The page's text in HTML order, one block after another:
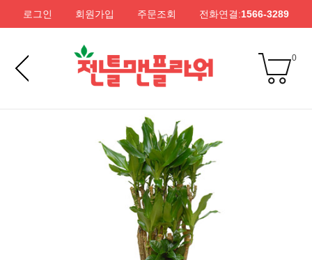
로그인 회원가입 주문조회 전화연결:1566-3289
0